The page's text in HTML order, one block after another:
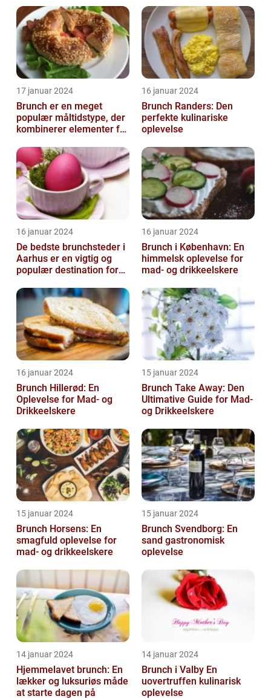
17 januar 2024
Brunch er en meget
populær måltidstype, der
kombinerer elementer fra
16 januar 2024
Brunch Randers: Den
perfekte kulinariske
oplevelse
16 januar 2024
De bedste brunchsteder i
Aarhus er en vigtig og
populær destination for
byen...
16 januar 2024
Brunch i København: En
himmelsk oplevelse for
mad- og drikkeelskere
16 januar 2024
Brunch Hillerød: En
Oplevelse for Mad- og
Drikkeelskere
15 januar 2024
Brunch Take Away: Den
Ultimative Guide for Mad-
og Drikkeelskere
15 januar 2024
Brunch Horsens: En
smagfuld oplevelse for
mad- og drikkeelskere
15 januar 2024
Brunch Svendborg: En
sand gastronomisk
oplevelse
14 januar 2024
Hjemmelavet brunch: En
lækker og luksuriøs måde
at starte dagen på
14 januar 2024
Brunch i Valby En
uovertruffen kulinarisk
oplevelse